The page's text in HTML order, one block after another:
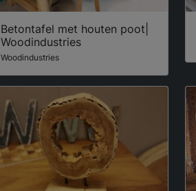
Betontafel met houten poot|
Woodindustries
Woodindustries